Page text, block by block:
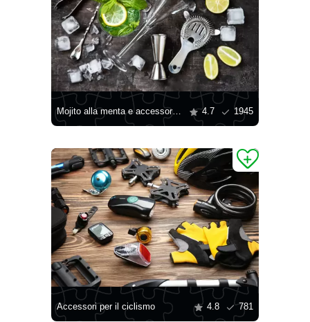
Mojito alla menta e accessori bar 4.7 1945
Accessori per il ciclismo 4.8 781